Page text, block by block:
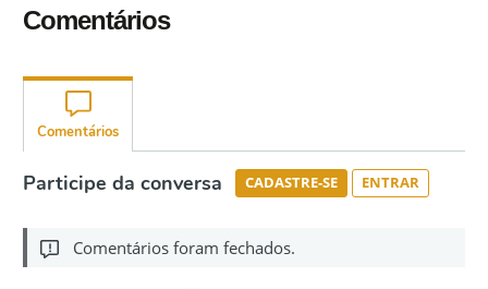
Comentários